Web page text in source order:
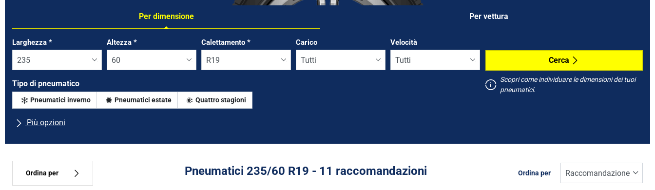
Per dimensione Per vettura
Tab updated: Per dimensione
Larghezza * Altezza* Calettamento* Carico Velocità
Tipo di pneumatico
Pneumatici inverno Pneumatici estate Quattro stagioni
Più opzioni
Cerca
Scopri come individuare le dimensioni dei tuoi
pneumatici.
Ordina per Pneumatici ‎235/60 R19 - 11 raccomandazioni Ordina per